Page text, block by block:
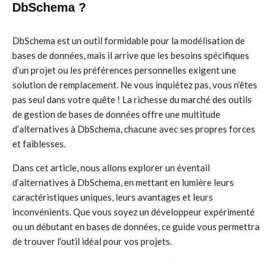
DbSchema ?
DbSchema est un outil formidable pour la modélisation de
bases de données, mais il arrive que les besoins spécifiques
d’un projet ou les préférences personnelles exigent une
solution de remplacement. Ne vous inquiétez pas, vous n’êtes
pas seul dans votre quête ! La richesse du marché des outils
de gestion de bases de données offre une multitude
d’alternatives à DbSchema, chacune avec ses propres forces
et faiblesses.
Dans cet article, nous allons explorer un éventail
d’alternatives à DbSchema, en mettant en lumière leurs
caractéristiques uniques, leurs avantages et leurs
inconvénients. Que vous soyez un développeur expérimenté
ou un débutant en bases de données, ce guide vous permettra
de trouver l’outil idéal pour vos projets.